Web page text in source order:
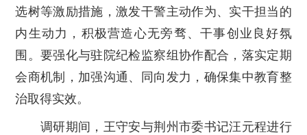
选树等激励措施，激发干警主动作为、实干担当的
内生动力，积极营造心无旁骛、干事创业良好氛
围。要强化与驻院纪检监察组协作配合，落实定期
会商机制，加强沟通、同向发力，确保集中教育整
治取得实效。
调研期间，王守安与荆州市委书记汪元程进行